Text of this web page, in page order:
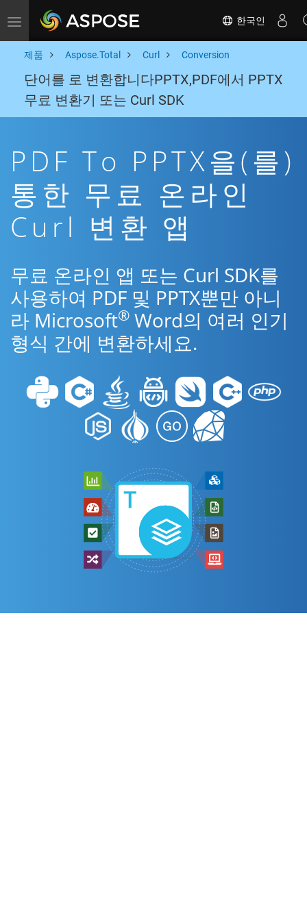
Toggle navigation 한국인
제품 Aspose.Total Curl Conversion
단어를 로 변환합니다PPTX,PDF에서 PPTX
무료 변환기 또는 Curl SDK
PDF To PPTX을(를)
통한 무료 온라인
Curl 변환 앱
무료 온라인 앱 또는 Curl SDK를
사용하여 PDF 및 PPTX뿐만 아니
라 Microsoft® Word의 여러 인기
형식 간에 변환하세요.